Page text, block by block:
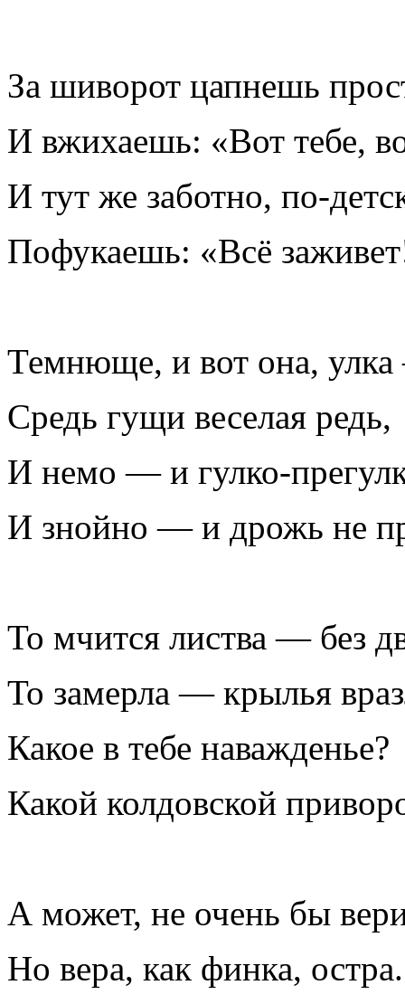
За шиворот цапнешь
И вжихаешь: «Вот тебе,
И тут же заботно, по-
Пофукаешь: «Всё
Темнюще, и вот она,
Средь гущи веселая редь,
И немо — и гулко-
И знойно — и дрожь не
То мчится листва — без
То замерла — крылья
Какое в тебе наважденье?
Какой колдовской
А может, не очень бы
Но вера, как финка, остра.